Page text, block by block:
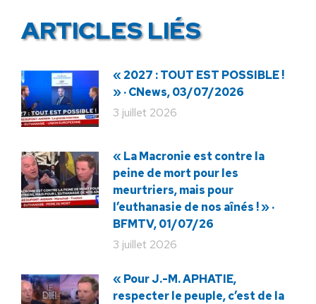
ARTICLES LIÉS
« 2027 : TOUT EST POSSIBLE !
» · CNews, 03/07/2026
3 juillet 2026
« La Macronie est contre la
peine de mort pour les
meurtriers, mais pour
l’euthanasie de nos aînés ! » ·
BFMTV, 01/07/26
3 juillet 2026
« Pour J.-M. APHATIE,
respecter le peuple, c’est de la